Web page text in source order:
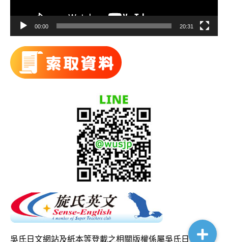
00:00 20:31
吳氏日文網站及紙本等登載之相關版權係屬吳氏日文所